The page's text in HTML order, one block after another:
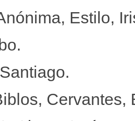
Estilo,
Cervantes,